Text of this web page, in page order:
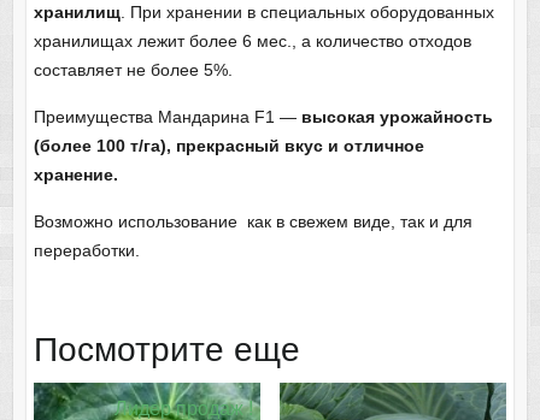
хранилищ. При хранении в специальных оборудованных
хранилищах лежит более 6 мес., а количество отходов
составляет не более 5%.
Преимущества Мандарина F1 — высокая урожайность
(более 100 т/га), прекрасный вкус и отличное
хранение.
Возможно использование как в свежем виде, так и для
переработки.
Посмотрите еще
Лидер продаж !